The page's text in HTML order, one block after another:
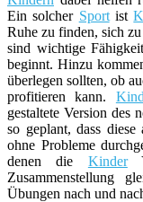
Ein solcher Sportist
Ruhe zu finden, sich
sind wichtige
beginnt. Hinzu
überlegen sollten, ob
profitieren kann.
gestaltete Version des
so geplant, dass diese
ohne Probleme
denen die Kinder
Zusammenstellung
Übungen nach und